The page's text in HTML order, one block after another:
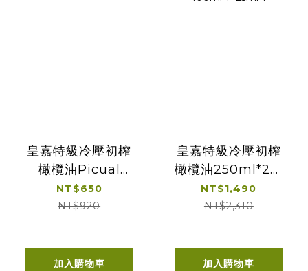
皇嘉特級冷壓初榨
橄欖油Picual
250ml
NT$650
NT$920
加入購物車
皇嘉特級冷壓初榨
橄欖油250ml*2贈
皇嘉
100ml*1+25ml*1
NT$1,490
NT$2,310
加入購物車